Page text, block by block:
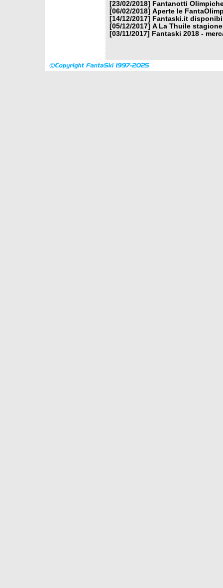
[23/02/2018]
Fantanotti
[06/02/2018] Aperte le
[14/12/2017]
Fantaski.it
[05/12/2017] A La Thuile
[03/11/2017]
Fantaski 2018 -